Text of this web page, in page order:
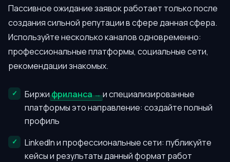
Пассивное ожидание заявок работает только после
создания сильной репутации в сфере данная сфера.
Используйте несколько каналов одновременно:
профессиональные платформы, социальные сети,
рекомендации знакомых.
Биржифриланса
и специализированные
платформы это направление: создайте полный
профиль
LinkedIn и профессиональные сети: публикуйте
кейсы и результаты данный формат работ